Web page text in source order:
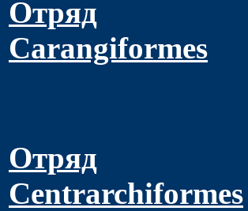
Отряд
Carangiformes
Отряд
Centrarchiformes